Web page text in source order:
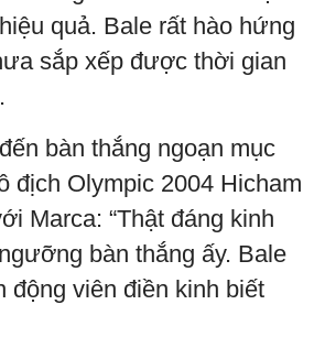
quả. Bale rất hào hứng
sắp xếp được thời gian
bàn thắng ngoạn mục
địch Olympic 2004 Hicham
Marca: “Thật đáng kinh
bàn thắng ấy. Bale
động viên điền kinh biết